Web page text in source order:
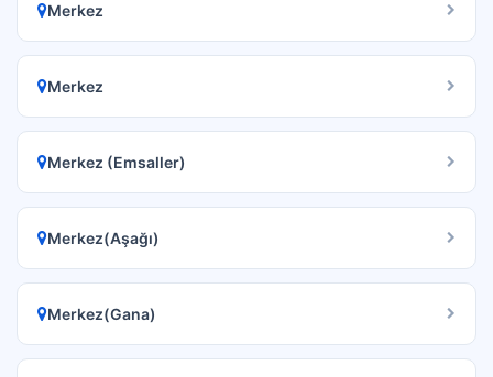
Merkez
Merkez
Merkez (Emsaller)
Merkez(Aşağı)
Merkez(Gana)